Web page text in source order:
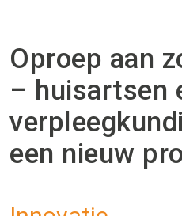
Oproep aan
– huisartsen
een nieuw